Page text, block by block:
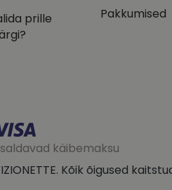
prille
Pakkumised
käibemaksu
Kõik õigused